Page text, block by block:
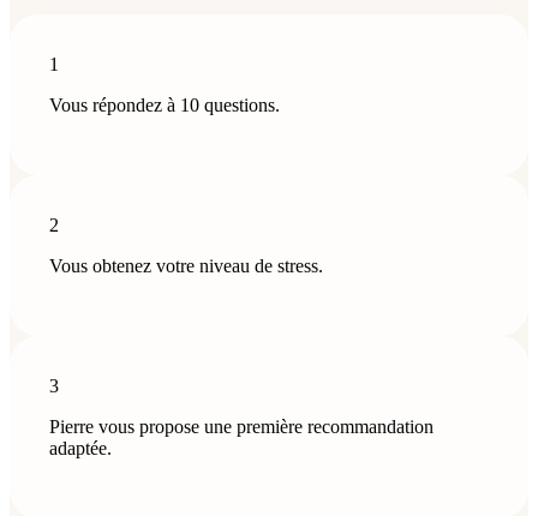
1
Vous répondez à 10 questions.
2
Vous obtenez votre niveau de stress.
3
Pierre vous propose une première recommandation
adaptée.